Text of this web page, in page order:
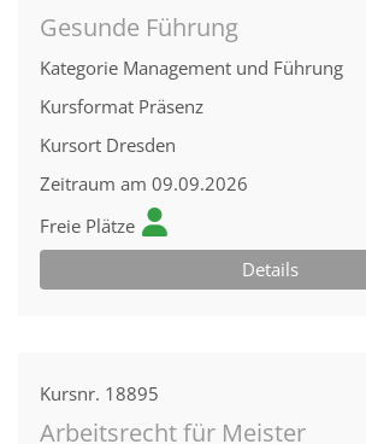
Gesunde Führung
Kategorie Management und Führung
Kursformat Präsenz
Kursort Dresden
Zeitraum am 09.09.2026
Freie Plätze
Details
Kursnr. 18895
Arbeitsrecht für Meister